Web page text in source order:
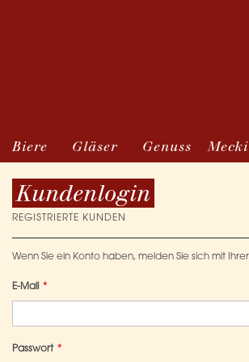
Biere Gläser Genuss
Kundenlogin
REGISTRIERTE KUNDEN
Wenn Sie ein Konto haben, melden Sie sich mit
E-Mail
Passwort